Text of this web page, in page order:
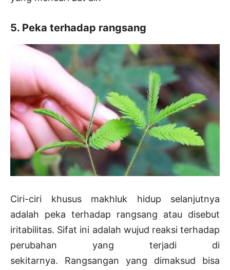
5. Peka terhadap rangsang
Ciri-ciri khusus makhluk hidup selanjutnya
adalah peka terhadap rangsang atau disebut
iritabilitas. Sifat ini adalah wujud reaksi terhadap
perubahan yang terjadi di
sekitarnya. Rangsangan yang dimaksud bisa